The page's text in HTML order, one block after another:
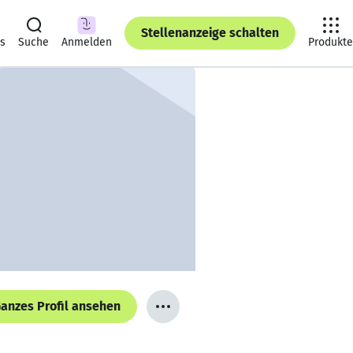
Suche Anmelden
Stellenanzeige schalten
Produkte
Profil ansehen